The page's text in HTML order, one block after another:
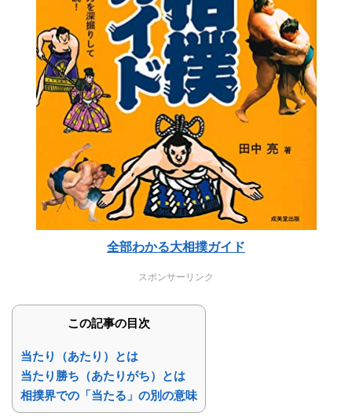
全部わかる大相撲ガイド
スポンサーリンク
この記事の目次
当たり（あたり）とは
当たり勝ち（あたりがち）とは
相撲界での「当たる」の別の意味